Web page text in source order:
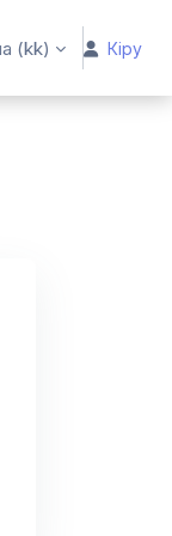
‎(kk)‎ Кіру